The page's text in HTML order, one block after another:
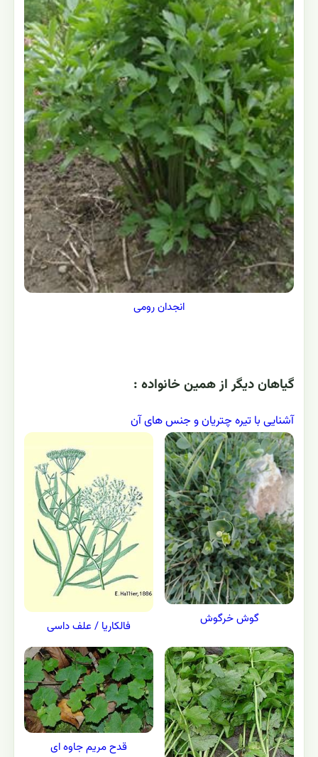
انجدان رومی
گياهان ديگر از همين خانواده :
آشنایی با تیره چتریان و جنس های آن
گوش خرگوش فالکاریا / علف داسی
قدح مریم جاوه ای